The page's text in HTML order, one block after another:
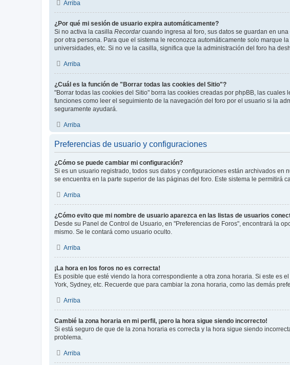
Arriba
¿Por qué mi sesión de usuario expira automáticamente?
Si no activa la casilla Recordarcuando ingresa al foro, sus datos se guardan en
por otra persona. Para que el sistema le reconozca automáticamente solo marque
universidades, etc. Si no ve la casilla, significa que la administración del foro ha
Arriba
¿Cuál es la función de "Borrar todas las cookies del Sitio"?
"Borrar todas las cookies del Sitio" borra las cookies creadas por phpBB, las
funciones como leer el seguimiento de la navegación del foro por el usuario si la
seguramente ayudará.
Arriba
Preferencias de usuario y configuraciones
¿Cómo se puede cambiar mi configuración?
Si es un usuario registrado, todos sus datos y configuraciones están archivados
se encuentra en la parte superior de las páginas del foro. Este sistema le permitirá
Arriba
¿Cómo evito que mi nombre de usuario aparezca en las listas de usuarios
Desde su Panel de Control de Usuario, en "Preferencias de Foros", encontrará la
mismo. Se le contará como usuario oculto.
Arriba
¡La hora en los foros no es correcta!
Es posible que esté viendo la hora correspondiente a otra zona horaria. Si este es
York, Sydney, etc. Recuerde que para cambiar la zona horaria, como las demás
Arriba
Cambié la zona horaria en mi perfil, ¡pero la hora sigue siendo incorrecto!
Si está seguro de que de la zona horaria es correcta y la hora sigue siendo
problema.
Arriba